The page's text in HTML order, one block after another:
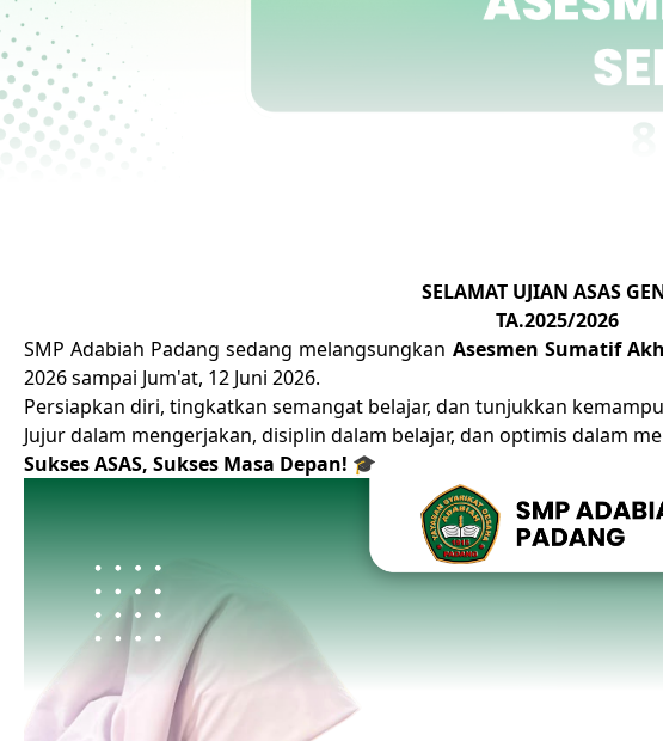
SELAMAT UJIAN ASAS
TA.2025/2026
SMP Adabiah Padang sedang melangsungkan Asesmen Sumatif
2026 sampai Jum'at, 12 Juni 2026.
Persiapkan diri, tingkatkan semangat belajar, dan tunjukkan
Jujur dalam mengerjakan, disiplin dalam belajar, dan optimis dalam
Sukses ASAS, Sukses Masa Depan! 🎓